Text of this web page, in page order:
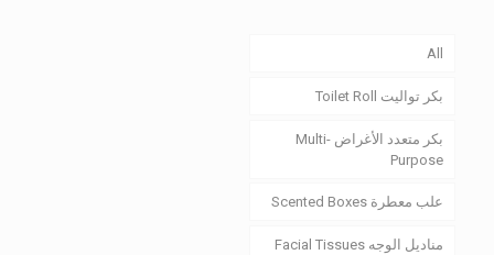
All
بكر تواليت Toilet Roll
بكر متعدد الأغراض Multi-
Purpose
علب معطرة Scented Boxes
مناديل الوجه Facial Tissues